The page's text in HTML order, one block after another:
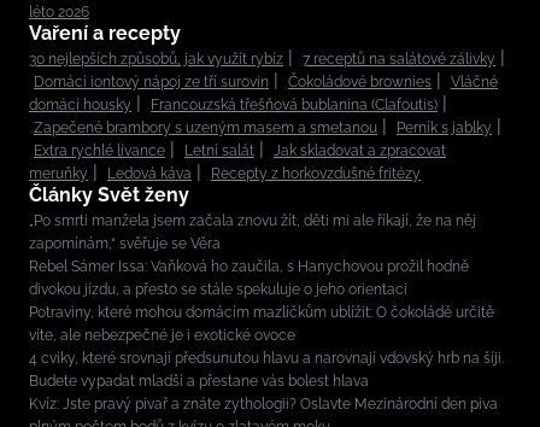
léto 2026
Vaření a recepty
30 nejlepších způsobů, jak využít rybíz
7 receptů na salátové zálivky
Domácí iontový nápoj ze tří surovin
Čokoládové brownies
Vláčné
domácí housky
Francouzská třešňová bublanina (Clafoutis)
Zapečené brambory s uzeným masem a smetanou
Perník s jablky
Extra rychlé lívance
Letní salát
Jak skladovat a zpracovat
meruňky
Ledová káva Recepty z horkovzdušné fritézy
Články Svět ženy
„Po smrti manžela jsem začala znovu žít, děti mi ale říkají, že na něj
zapomínám,“ svěřuje se Věra
Rebel Sámer Issa: Vaňková ho zaučila, s Hanychovou prožil hodně
divokou jízdu, a přesto se stále spekuluje o jeho orientaci
Potraviny, které mohou domácím mazlíčkům ublížit: O čokoládě určitě
víte, ale nebezpečné je i exotické ovoce
4 cviky, které srovnají předsunutou hlavu a narovnají vdovský hrb na šíji.
Budete vypadat mladší a přestane vás bolest hlava
Kvíz: Jste pravý pivař a znáte zythologii? Oslavte Mezinárodní den piva